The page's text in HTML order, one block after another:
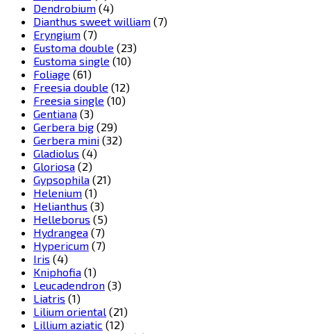
Dendrobium (4)
Dianthus sweet william (7)
Eryngium (7)
Eustoma double (23)
Eustoma single (10)
Foliage (61)
Freesia double (12)
Freesia single (10)
Gentiana (3)
Gerbera big (29)
Gerbera mini (32)
Gladiolus (4)
Gloriosa (2)
Gypsophila (21)
Helenium (1)
Helianthus (3)
Helleborus (5)
Hydrangea (7)
Hypericum (7)
Iris (4)
Kniphofia (1)
Leucadendron (3)
Liatris (1)
Lilium oriental (21)
Lillium aziatic (12)